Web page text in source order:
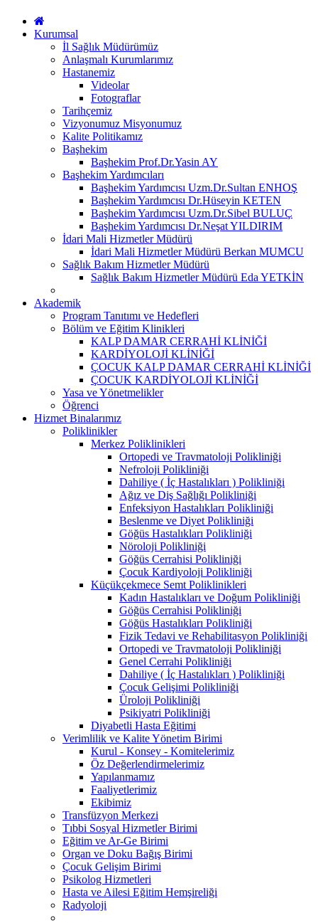
Kurumsal
İl Sağlık Müdürümüz
Anlaşmalı Kurumlarımız
Hastanemiz
Videolar
Fotograflar
Tarihçemiz
Vizyonumuz Misyonumuz
Kalite Politikamız
Başhekim
Başhekim Prof.Dr.Yasin AY
Başhekim Yardımcıları
Başhekim Yardımcısı Uzm.Dr.Sultan ENHOŞ
Başhekim Yardımcısı Dr.Hüseyin KETEN
Başhekim Yardımcısı Uzm.Dr.Sibel BULUÇ
Başhekim Yardımcısı Dr.Neşat YILDIRIM
İdari Mali Hizmetler Müdürü
İdari Mali Hizmetler Müdürü Berkan MUMCU
Sağlık Bakım Hizmetler Müdürü
Sağlık Bakım Hizmetler Müdürü Eda YETKİN
Akademik
Program Tanıtımı ve Hedefleri
Bölüm ve Eğitim Klinikleri
KALP DAMAR CERRAHİ KLİNİĞİ
KARDİYOLOJİ KLİNİĞİ
ÇOCUK KALP DAMAR CERRAHİ KLİNİĞİ
ÇOCUK KARDİYOLOJİ KLİNİĞİ
Yasa ve Yönetmelikler
Öğrenci
Hizmet Binalarımız
Poliklinikler
Merkez Poliklinikleri
Ortopedi ve Travmatoloji Polikliniği
Nefroloji Polikliniği
Dahiliye ( İç Hastalıkları ) Polikliniği
Ağız ve Diş Sağlığı Polikliniği
Enfeksiyon Hastalıkları Polikliniği
Beslenme ve Diyet Polikliniği
Göğüs Hastalıkları Polikliniği
Nöroloji Polikliniği
Göğüs Cerrahisi Polikliniği
Çocuk Kardiyoloji Polikliniği
Küçükçekmece Semt Poliklinikleri
Kadın Hastalıkları ve Doğum Polikliniği
Göğüs Cerrahisi Polikliniği
Göğüs Hastalıkları Polikliniği
Fizik Tedavi ve Rehabilitasyon Polikliniği
Ortopedi ve Travmatoloji Polikliniği
Genel Cerrahi Polikliniği
Dahiliye ( İç Hastalıkları ) Polikliniği
Çocuk Gelişimi Polikliniği
Üroloji Polikliniği
Psikiyatri Polikliniği
Diyabetli Hasta Eğitimi
Verimlilik ve Kalite Yönetim Birimi
Kurul - Konsey - Komitelerimiz
Öz Değerlendirmelerimiz
Yapılanmamız
Faaliyetlerimiz
Ekibimiz
Transfüzyon Merkezi
Tıbbi Sosyal Hizmetler Birimi
Eğitim ve Ar-Ge Birimi
Organ ve Doku Bağış Birimi
Çocuk Gelişim Birimi
Psikolog Hizmetleri
Hasta ve Ailesi Eğitim Hemşireliği
Radyoloji